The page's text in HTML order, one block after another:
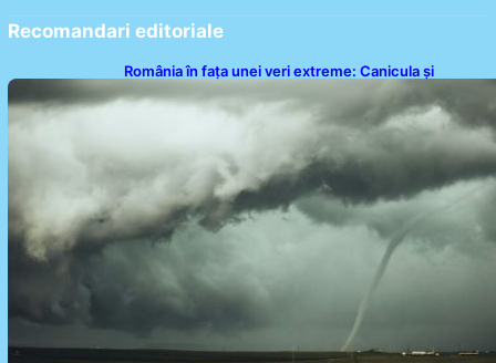
Recomandari editoriale
România în fața unei veri extreme: Canicula și